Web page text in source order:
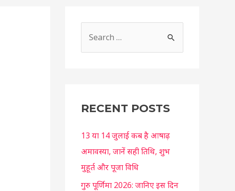
e
c
f
o
r
:
RECENT POSTS
13 या 14 जुलाई कब है आषाढ़
अमावस्या, जानें सही तिथि, शुभ
मुहूर्त और पूजा विधि
गुरु पूर्णिमा 2026: जानिए इस दिन